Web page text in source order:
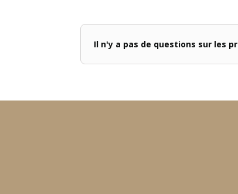
Il n'y a pas de questions sur les